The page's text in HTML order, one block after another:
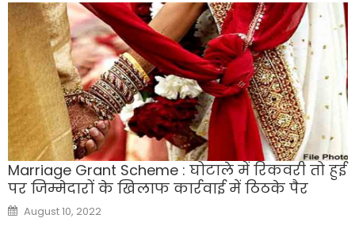
Marriage Grant Scheme : घोटाले में रिकवरी तो हुई
पर जिम्मेदारों के खिलाफ कार्रवाई में ठिठके पैर
Posted
on
August 10, 2022